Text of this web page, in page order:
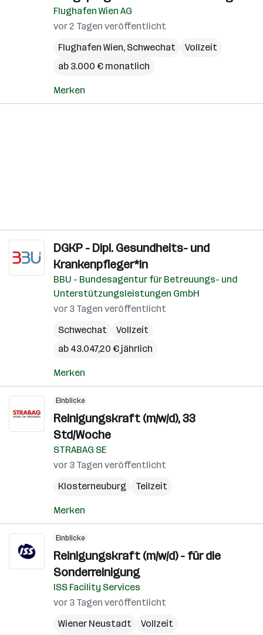
Flughafen Wien AG
vor 2 Tagen veröffentlicht
Flughafen Wien, Schwechat
Vollzeit
ab 3.000 € monatlich
Merken
DGKP - Dipl. Gesundheits- und
Krankenpfleger*in
BBU - Bundesagentur für Betreuungs- und
Unterstützungsleistungen GmbH
vor 3 Tagen veröffentlicht
Schwechat
Vollzeit
ab 43.047,20 € jährlich
Merken
Einblicke
Reinigungskraft (m/w/d), 33
Std/Woche
STRABAG SE
vor 3 Tagen veröffentlicht
Klosterneuburg
Teilzeit
Merken
Einblicke
Reinigungskraft (m/w/d) - für die
Sonderreinigung
ISS Facility Services
vor 3 Tagen veröffentlicht
Wiener Neustadt
Vollzeit